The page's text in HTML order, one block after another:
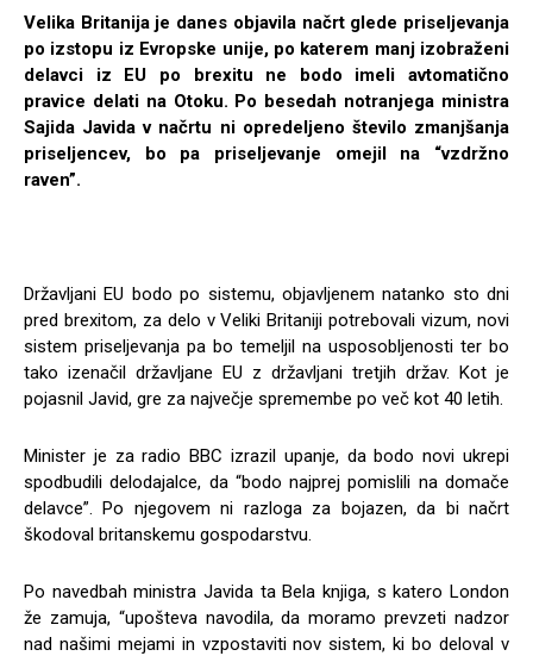
Velika Britanija je danes objavila načrt glede priseljevanja
po izstopu iz Evropske unije, po katerem manj izobraženi
delavci iz EU po brexitu ne bodo imeli avtomatično
pravice delati na Otoku. Po besedah notranjega ministra
Sajida Javida v načrtu ni opredeljeno število zmanjšanja
priseljencev, bo pa priseljevanje omejil na “vzdržno
raven”.
Državljani EU bodo po sistemu, objavljenem natanko sto dni
pred brexitom, za delo v Veliki Britaniji potrebovali vizum, novi
sistem priseljevanja pa bo temeljil na usposobljenosti ter bo
tako izenačil državljane EU z državljani tretjih držav. Kot je
pojasnil Javid, gre za največje spremembe po več kot 40 letih.
Minister je za radio BBC izrazil upanje, da bodo novi ukrepi
spodbudili delodajalce, da “bodo najprej pomislili na domače
delavce”. Po njegovem ni razloga za bojazen, da bi načrt
škodoval britanskemu gospodarstvu.
Po navedbah ministra Javida ta Bela knjiga, s katero London
že zamuja, “upošteva navodila, da moramo prevzeti nadzor
nad našimi mejami in vzpostaviti nov sistem, ki bo deloval v